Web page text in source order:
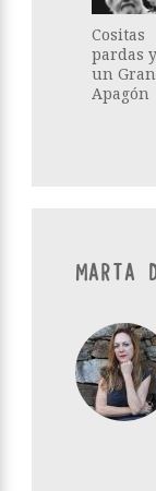
Cositas
pardas y
un Gran
Apagón
MARTA